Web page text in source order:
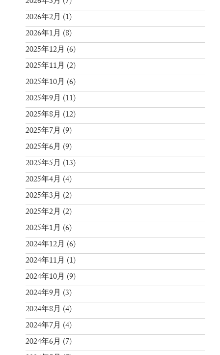
2026年2月 (1)
2026年1月 (8)
2025年12月 (6)
2025年11月 (2)
2025年10月 (6)
2025年9月 (11)
2025年8月 (12)
2025年7月 (9)
2025年6月 (9)
2025年5月 (13)
2025年4月 (4)
2025年3月 (2)
2025年2月 (2)
2025年1月 (6)
2024年12月 (6)
2024年11月 (1)
2024年10月 (9)
2024年9月 (3)
2024年8月 (4)
2024年7月 (4)
2024年6月 (7)